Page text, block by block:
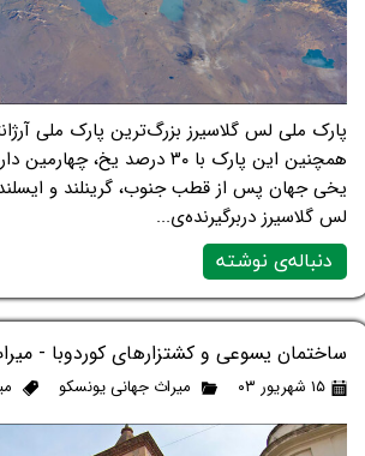
پارک ملی لس گلاسیرز بزرگ‌ترین پارک ملی
همچنین این پارک با ۳۰ درصد یخ،
یخی جهان پس از قطب جنوب، گرینلند و
لس گلاسیرز دربرگیرنده‌ی...
دنباله‌ی نوشته
ساختمان یسوعی و کشتزارهای کوردوبا -
۱۵ شهریور ۰۳ میراث جهانی یونسکو